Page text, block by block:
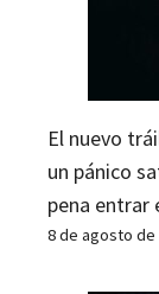
El nuevo
un pánico
pena entrar
8 de agosto de